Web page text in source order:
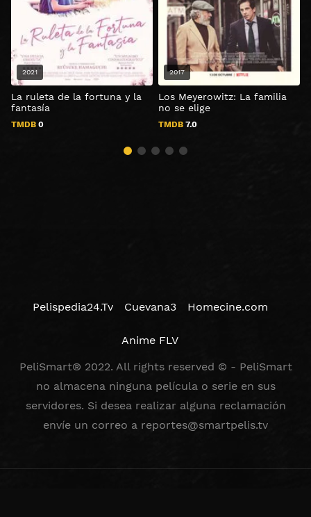
La ruleta de la fortuna y la
fantasía
TMDB 0
2021
Los Meyerowitz: La familia
no se elige
TMDB 7.0
2017
Pelispedia24.Tv Cuevana3 Homecine.com
Anime FLV
PeliSmart® 2022. All rights reserved © - PeliSmart
no almacena ninguna película o serie en sus
servidores. Si desea realizar alguna reclamación
envíe un correo a reportes@smartpelis.tv